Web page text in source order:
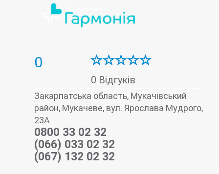
0
0 Відгуків
Закарпатська область, Мукачівський
район, Мукачеве, вул. Ярослава Мудрого,
23А
0800 33 02 32
(066) 033 02 32
(067) 132 02 32